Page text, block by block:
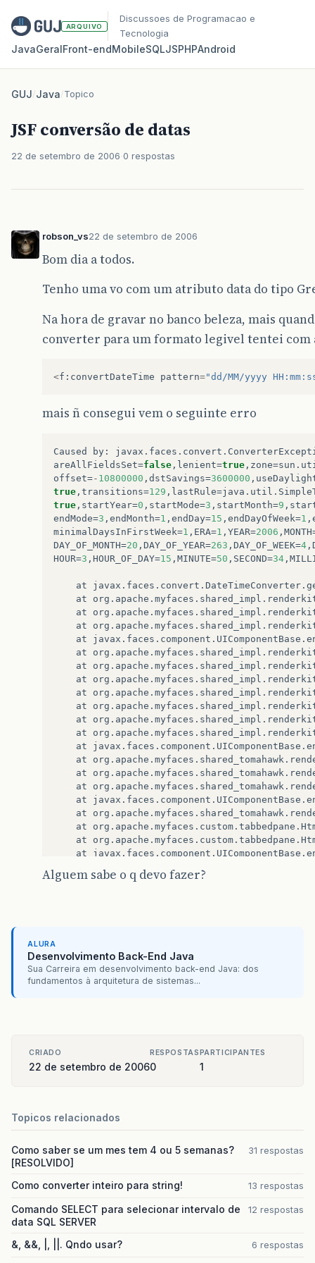
ARQUIVO
Discussoes de Programacao e
Tecnologia
JavaGeralFront‑endMobileSQLJSPHPAndroid
GUJ/Java/Topico
JSF conversão de datas
22 de setembro de 2006 0 respostas
robson_vs22 de setembro de 2006
Bom dia a todos.
Tenho uma vo com um atributo data do tipo
Na hora de gravar no banco beleza, mais
converter para um formato legivel tentei com
<f : convertDateTime pattern="dd/MM/yyyy
mais ñ consegui vem o seguinte erro
Caused by : javax . faces . convert .
areAllFieldsSet=false , lenient=true , zone=sun .
offset=- 10800000 , dstSavings=3600000 ,
true , transitions=129 , lastRule=java . util .
true , startYear=0 , startMode=3 , startMonth=9 ,
endMode=3 , endMonth=1 , endDay=15 , endDayOfWeek=1 ,
minimalDaysInFirstWeek=1 , ERA=1 , YEAR=2006 , MONTH
DAY_OF_MONTH=20 , DAY_OF_YEAR=263 , DAY_OF_WEEK=4 ,
HOUR=3 , HOUR_OF_DAY=15 , MINUTE=50 , SECOND=34 ,
at javax . faces . convert . DateTimeConverter .
at
org . apache . myfaces . shared_impl .
at
org . apache . myfaces . shared_impl .
at
org . apache . myfaces . shared_impl .
at
javax . faces . component . UIComponentBase .
at
org . apache . myfaces . shared_impl .
at
org . apache . myfaces . shared_impl .
at
org . apache . myfaces . shared_impl .
at
org . apache . myfaces . shared_impl .
at
org . apache . myfaces . shared_impl .
at
org . apache . myfaces . shared_impl .
at
org . apache . myfaces . shared_impl .
at
javax . faces . component . UIComponentBase .
at
org . apache . myfaces . shared_tomahawk .
at
org . apache . myfaces . shared_tomahawk .
at
org . apache . myfaces . shared_tomahawk .
at
javax . faces . component . UIComponentBase .
at
org . apache . myfaces . shared_tomahawk .
at
org . apache . myfaces . custom . tabbedpane .
at
org . apache . myfaces . custom . tabbedpane .
at
javax . faces . component . UIComponentBase .
at javax. faces . webapp. UIComponentTag
at
javax.servlet .http
at
org.apache .jasper.servlet .
at
org.apache . jasper.servlet
.catalina.core.
at org . apache.catalina .
...
20 more
Alguem sabe o q devo fazer?
ALURA
Desenvolvimento Back-End Java
Sua Carreira em desenvolvimento back-end Java: dos
fundamentos à arquitetura de sistemas...
CRIADO
22 de setembro de 2006
RESPOSTAS
0
PARTICIPANTES
1
Topicos relacionados
Como saber se um mes tem 4 ou 5 semanas?
[RESOLVIDO]
31 respostas
Como converter inteiro para string! 13 respostas
Comando SELECT para selecionar intervalo de
data SQL SERVER
12 respostas
&, &&, |, ||. Qndo usar? 6 respostas